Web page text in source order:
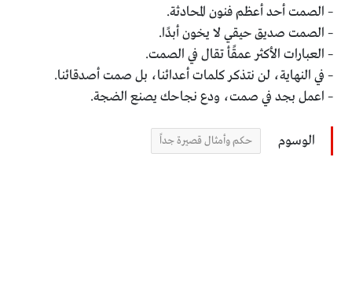
– الصمت أحد أعظم فنون المحادثة.
– الصمت صديق حيقي لا يخون أبدًا.
– العبارات الأكثر عمقًأ تقال في الصمت.
– في النهاية، لن نتذكر كلمات أعدائنا، بل صمت أصدقائنا.
– اعمل بجد في صمت، ودع نجاحك يصنع الضجة.
الوسوم حكم وأمثال قصيرة جداً